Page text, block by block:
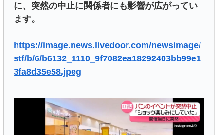
に、突然の中止に関係者にも影響が広がってい
ます。
https://image.news.livedoor.com/newsimage/
stf/b/6/b6132_1110_9f7082ea18292403bb99e1
3fa8d35e58.jpeg